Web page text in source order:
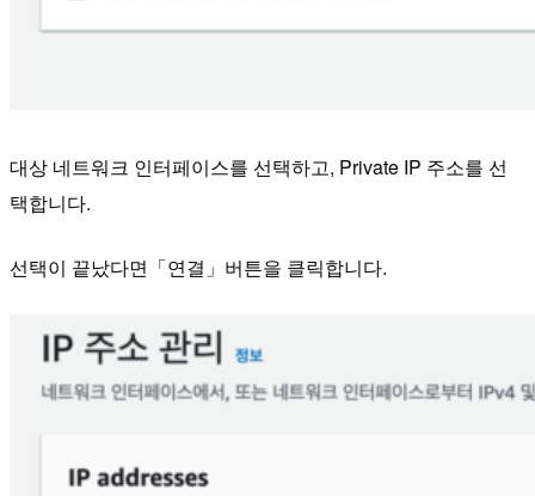
대상 네트워크 인터페이스를 선택하고, Private IP 주소를 선
택합니다.
선택이 끝났다면「연결」버튼을 클릭합니다.